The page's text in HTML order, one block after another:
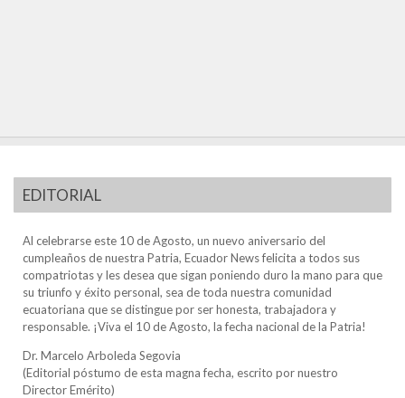
EDITORIAL
Al celebrarse este 10 de Agosto, un nuevo aniversario del
cumpleaños de nuestra Patria, Ecuador News felicita a todos sus
compatriotas y les desea que sigan poniendo duro la mano para que
su triunfo y éxito personal, sea de toda nuestra comunidad
ecuatoriana que se distingue por ser honesta, trabajadora y
responsable. ¡Viva el 10 de Agosto, la fecha nacional de la Patria!
Dr. Marcelo Arboleda Segovia
(Editorial póstumo de esta magna fecha, escrito por nuestro
Director Emérito)